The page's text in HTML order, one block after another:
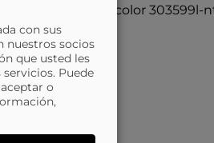
con sus
nuestros socios
que usted les
Puede
o